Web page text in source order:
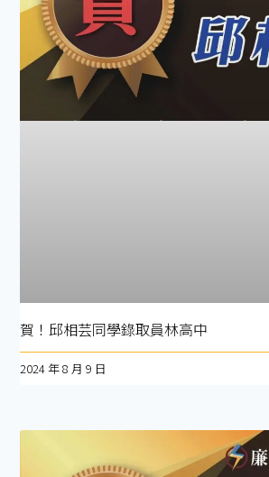
賀！邱相芸同學錄取員林高中
2024 年 8 月 9 日